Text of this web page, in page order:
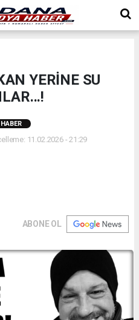
YERİNE SU
11.02.2026 - 21:29
ABONE OL